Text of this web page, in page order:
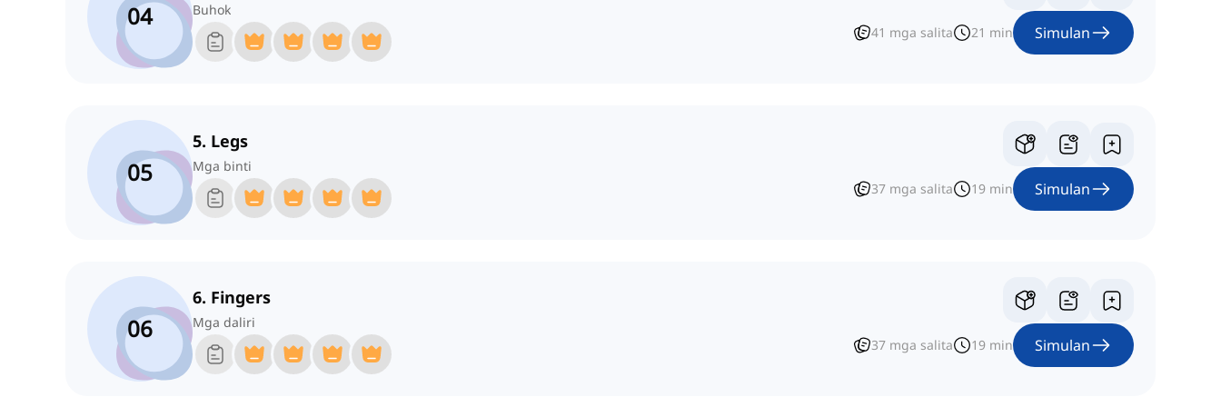
04
Buhok
41 mga salita 21 min Simulan
05
5. Legs
Mga binti
37 mga salita 19 min Simulan
06
6. Fingers
Mga daliri
37 mga salita 19 min Simulan